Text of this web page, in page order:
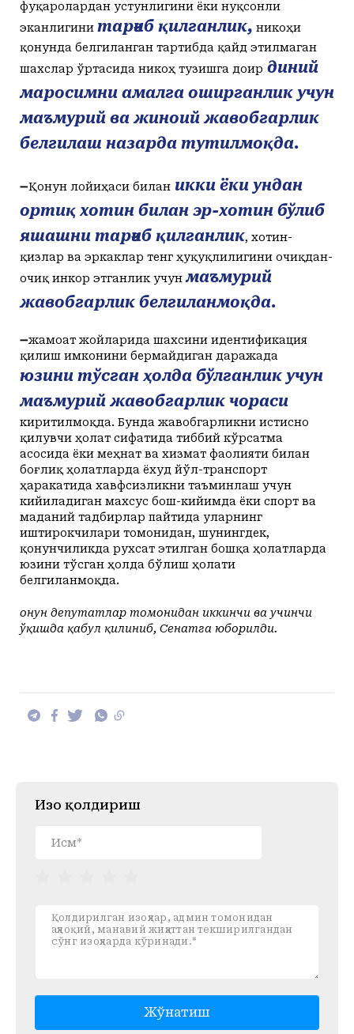
фуқаролардан устунлигини ёки нуқсонли
эканлигини тарғиб қилганлик, никоҳи
қонунда белгиланган тартибда қайд этилмаган
шахслар ўртасида никоҳ тузишга доир диний
маросимни амалга оширганлик учун
маъмурий ва жиноий жавобгарлик
белгилаш назарда тутилмоқда.
➖Қонун лойиҳаси билан икки ёки ундан
ортиқ хотин билан эр-хотин бўлиб
яшашни тарғиб қилганлик, хотин-
қизлар ва эркаклар тенг ҳуқуқлилигини очиқдан-
очиқ инкор этганлик учунмаъмурий
жавобгарлик белгиланмоқда.
➖жамоат жойларида шахсини идентификация
қилиш имконини бермайдиган даражада
юзини тўсган ҳолда бўлганлик учун
маъмурий жавобгарлик чораси
киритилмоқда. Бунда жавобгарликни истисно
қилувчи ҳолат сифатида тиббий кўрсатма
асосида ёки меҳнат ва хизмат фаолияти билан
боғлиқ ҳолатларда ёхуд йўл-транспорт
ҳаракатида хавфсизликни таъминлаш учун
кийиладиган махсус бош-кийимда ёки спорт ва
маданий тадбирлар пайтида уларнинг
иштирокчилари томонидан, шунингдек,
қонунчиликда рухсат этилган бошқа ҳолатларда
юзини тўсган ҳолда бўлиш ҳолати
белгиланмоқда.
Қонун депутатлар томонидан иккинчи ва учинчи
ўқишда қабул қилиниб, Сенатга юборилди.
Изоҳ қолдириш
Жўнатиш